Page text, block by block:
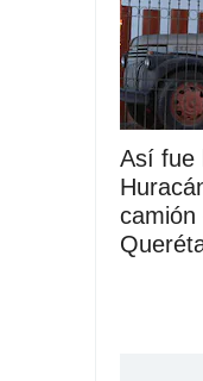
Así fue
camión